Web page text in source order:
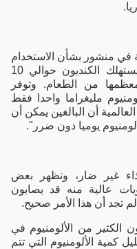
في منشور بشأن الاستخدام
الآمن لأواني الطبخ، إنه "عادة ما يستهلك الكنديون حوالي 10
من الطعام. وتوفر
مليغراما واحدا فقط
أن البالغين يمكن أن
غير ضار، وتظهر بعض
عالية منه قد يصابون
تجد أن هذا الأمر صحيح.
الكثير من الألومنيوم في
كمية الألومنيوم التي تتم